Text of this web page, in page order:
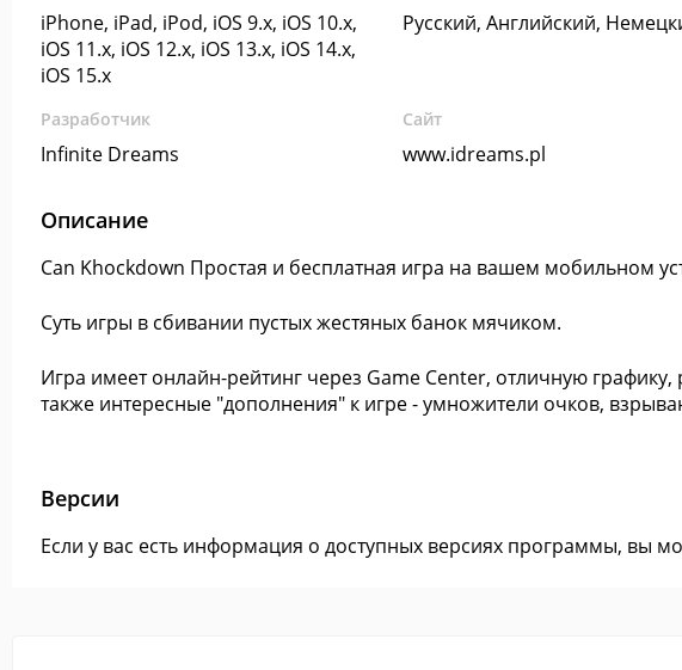
iPhone, iPad, iPod, iOS 9.x, iOS 10.x,
iOS 11.x, iOS 12.x, iOS 13.x, iOS 14.x,
iOS 15.x
Русский, Английский,
Разработчик
Infinite Dreams
Сайт
www.idreams.pl
Описание
Can Khockdown Простая и бесплатная игра на вашем мобильном
Суть игры в сбивании пустых жестяных банок мячиком.
Игра имеет онлайн-рейтинг через Game Center, отличную
также интересные "дополнения" к игре - умножители очков,
Версии
Если у вас есть информация о доступных версиях программы, вы